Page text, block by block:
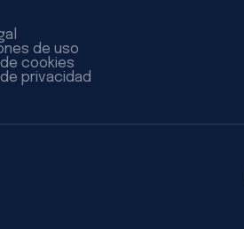
de uso
cookies
privacidad